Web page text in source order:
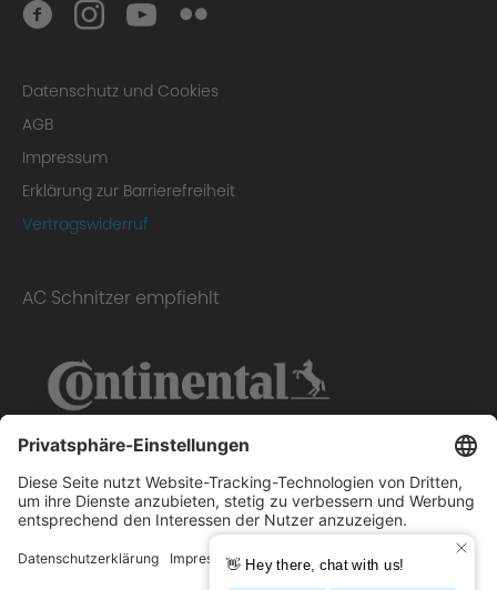
Scope of delivery:
Datenschutz und Cookies
AGB
Impressum
Erklärung zur Barrierefreiheit
Vertragswiderruf
AC Schnitzer empfiehlt